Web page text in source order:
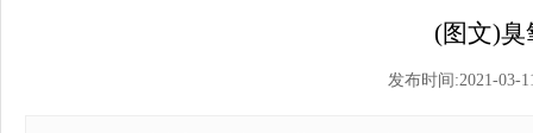
(图文)
发布时间:2021-03-